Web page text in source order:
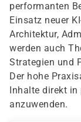
performanten
Einsatz neuer
Architektur,
werden auch
Strategien und
Der hohe
Inhalte direkt in
anzuwenden.